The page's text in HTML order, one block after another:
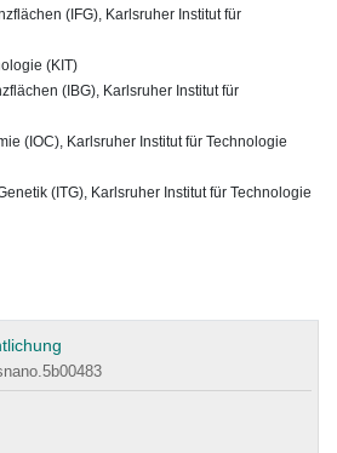
(IFG), Karlsruher Institut für
(KIT)
(IBG), Karlsruher Institut für
(IOC), Karlsruher Institut für Technologie
(ITG), Karlsruher Institut für Technologie